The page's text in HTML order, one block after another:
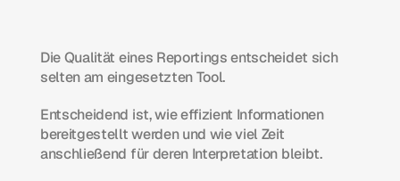
Die Qualität eines Reportings entscheidet sich
selten am eingesetzten Tool.
Entscheidend ist, wie effizient Informationen
bereitgestellt werden und wie viel Zeit
anschließend für deren Interpretation bleibt.